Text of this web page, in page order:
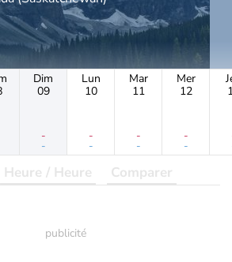
Dim
09
-
-
Lun
10
-
-
Mar
11
-
-
Mer
12
-
-
Heure / Heure Comparer